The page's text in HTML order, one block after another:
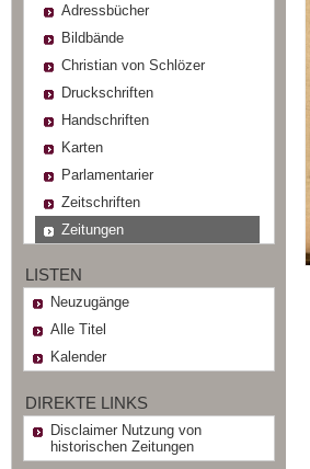
Adressbücher
Bildbände
Christian von Schlözer
Druckschriften
Handschriften
Karten
Parlamentarier
Zeitschriften
Zeitungen
LISTEN
Neuzugänge
Alle Titel
Kalender
DIREKTE LINKS
Disclaimer Nutzung von
historischen Zeitungen